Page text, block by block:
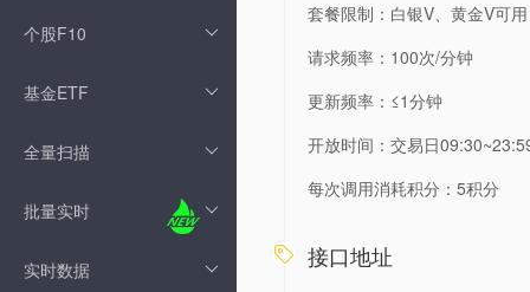
个股F10
基金ETF
全量扫描
批量实时
实时数据
套餐限制：白银V、黄金V可用
请求频率：100次/分钟
更新频率：≤1分钟
开放时间：交易日
每次调用消耗积分：5积分
 接口地址